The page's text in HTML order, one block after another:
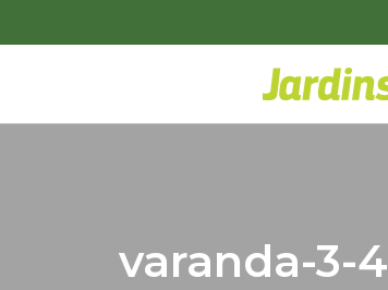
varanda-3-4